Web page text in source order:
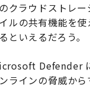
クラウドストレ
ルの共有機能を
といえるだろう。
Defender
ラインの脅威から